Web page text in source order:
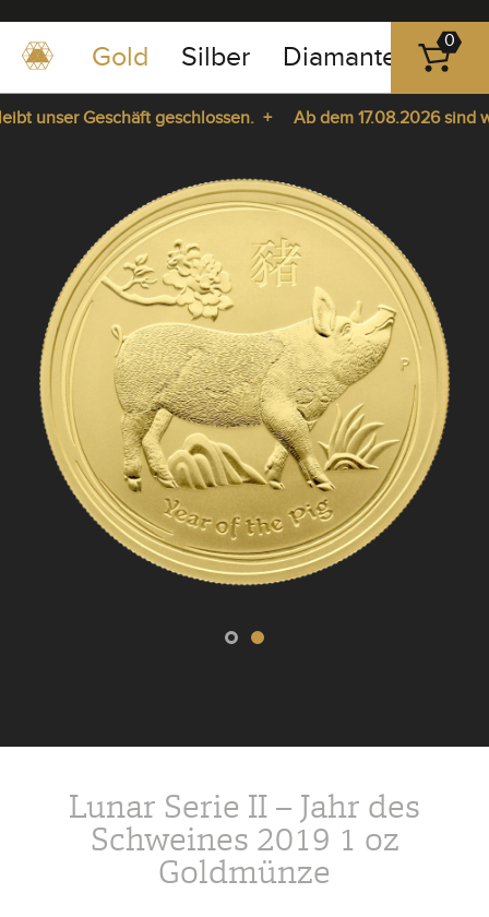
0351
-
43
Gold Silber Diamanten
0
unser Geschäft geschlossen. +
Ab dem 17.08.2026 sind
Lunar Serie II – Jahr des
Schweines 2019 1 oz
Goldmünze